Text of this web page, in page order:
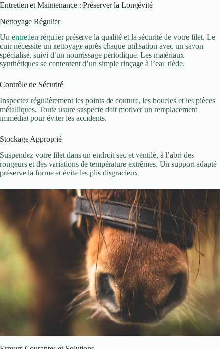
Entretien et Maintenance : Préserver la Longévité
Nettoyage Régulier
Un entretien régulier préserve la qualité et la sécurité de votre filet. Le
cuir nécessite un nettoyage après chaque utilisation avec un savon
spécialisé, suivi d’un nourrissage périodique. Les matériaux
synthétiques se contentent d’un simple rinçage à l’eau tiède.
Contrôle de Sécurité
Inspectez régulièrement les points de couture, les boucles et les pièces
métalliques. Toute usure suspecte doit motiver un remplacement
immédiat pour éviter les accidents.
Stockage Approprié
Suspendez votre filet dans un endroit sec et ventilé, à l’abri des
rongeurs et des variations de température extrêmes. Un support adapté
préserve la forme et évite les plis disgracieux.